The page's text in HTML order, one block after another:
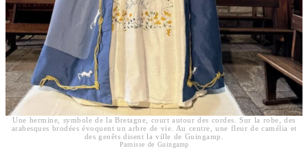
Une hermine, symbole de la Bretagne, court autour des cordes. Sur la robe, des
arabesques brodées évoquent un arbre de vie. Au centre, une fleur de camélia et
des genêts disent la ville de Guingamp.
Paroisse de Guingamp